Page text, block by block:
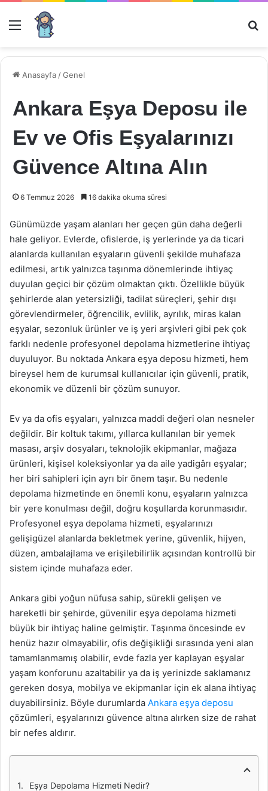
Menü
Anasayfa /Genel
Ankara Eşya Deposu ile
Ev ve Ofis Eşyalarınızı
Güvence Altına Alın
6 Temmuz 2026 16 dakika okuma süresi
Günümüzde yaşam alanları her geçen gün daha değerli
hale geliyor. Evlerde, ofislerde, iş yerlerinde ya da ticari
alanlarda kullanılan eşyaların güvenli şekilde muhafaza
edilmesi, artık yalnızca taşınma dönemlerinde ihtiyaç
duyulan geçici bir çözüm olmaktan çıktı. Özellikle büyük
şehirlerde alan yetersizliği, tadilat süreçleri, şehir dışı
görevlendirmeler, öğrencilik, evlilik, ayrılık, miras kalan
eşyalar, sezonluk ürünler ve iş yeri arşivleri gibi pek çok
farklı nedenle profesyonel depolama hizmetlerine ihtiyaç
duyuluyor. Bu noktada Ankara eşya deposu hizmeti, hem
bireysel hem de kurumsal kullanıcılar için güvenli, pratik,
ekonomik ve düzenli bir çözüm sunuyor.
Ev ya da ofis eşyaları, yalnızca maddi değeri olan nesneler
değildir. Bir koltuk takımı, yıllarca kullanılan bir yemek
masası, arşiv dosyaları, teknolojik ekipmanlar, mağaza
ürünleri, kişisel koleksiyonlar ya da aile yadigârı eşyalar;
her biri sahipleri için ayrı bir önem taşır. Bu nedenle
depolama hizmetinde en önemli konu, eşyaların yalnızca
bir yere konulması değil, doğru koşullarda korunmasıdır.
Profesyonel eşya depolama hizmeti, eşyalarınızı
gelişigüzel alanlarda bekletmek yerine, güvenlik, hijyen,
düzen, ambalajlama ve erişilebilirlik açısından kontrollü bir
sistem içinde muhafaza eder.
Ankara gibi yoğun nüfusa sahip, sürekli gelişen ve
hareketli bir şehirde, güvenilir eşya depolama hizmeti
büyük bir ihtiyaç haline gelmiştir. Taşınma öncesinde ev
henüz hazır olmayabilir, ofis değişikliği sırasında yeni alan
tamamlanmamış olabilir, evde fazla yer kaplayan eşyalar
yaşam konforunu azaltabilir ya da iş yerinizde saklamanız
gereken dosya, mobilya ve ekipmanlar için ek alana ihtiyaç
duyabilirsiniz. Böyle durumlarda Ankara eşya deposu
çözümleri, eşyalarınızı güvence altına alırken size de rahat
bir nefes aldırır.
Eşya Depolama Hizmeti Nedir?